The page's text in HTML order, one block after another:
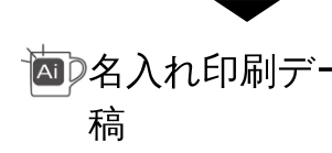
名入れ印刷デ
稿